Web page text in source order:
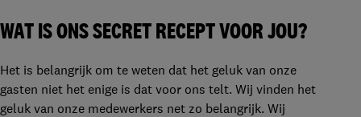
WAT IS ONS SECRET RECEPT VOOR JOU?
Het is belangrijk om te weten dat het geluk van onze
gasten niet het enige is dat voor ons telt. Wij vinden het
geluk van onze medewerkers net zo belangrijk. Wij